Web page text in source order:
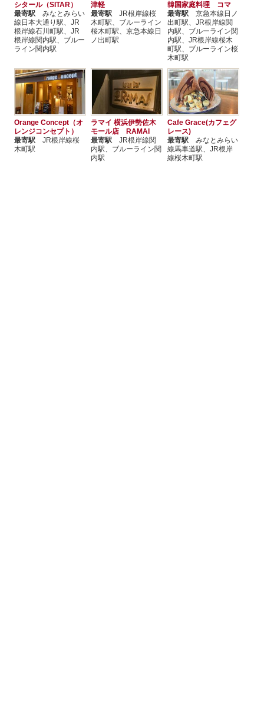
シタール（SITAR）
最寄駅 みなとみらい
線日本大通り駅、JR
根岸線石川町駅、JR
根岸線関内駅、ブルー
ライン関内駅
津軽
最寄駅 JR根岸線桜
木町駅、ブルーライン
桜木町駅、京急本線日
ノ出町駅
韓国家庭料理 コマ
最寄駅 京急本線日ノ
出町駅、JR根岸線関
内駅、ブルーライン関
内駅、JR根岸線桜木
町駅、ブルーライン桜
木町駅
Orange Concept（オ
レンジコンセプト）
最寄駅 JR根岸線桜
木町駅
ラマイ 横浜伊勢佐木
モール店 RAMAI
最寄駅 JR根岸線関
内駅、ブルーライン関
内駅
Cafe Grace(カフェグ
レース)
最寄駅 みなとみらい
線馬車道駅、JR根岸
線桜木町駅